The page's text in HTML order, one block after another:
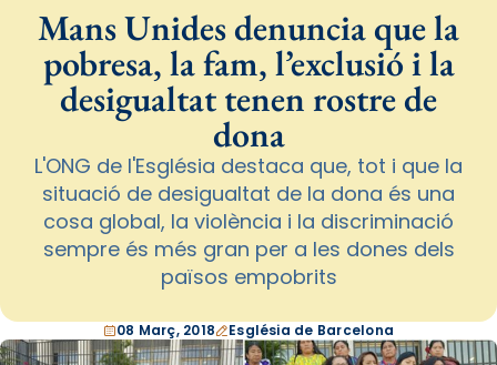
Mans Unides denuncia que la
pobresa, la fam, l’exclusió i la
desigualtat tenen rostre de
dona
L'ONG de l'Església destaca que, tot i que la
situació de desigualtat de la dona és una
cosa global, la violència i la discriminació
sempre és més gran per a les dones dels
països empobrits
08 Març, 2018 Església de Barcelona